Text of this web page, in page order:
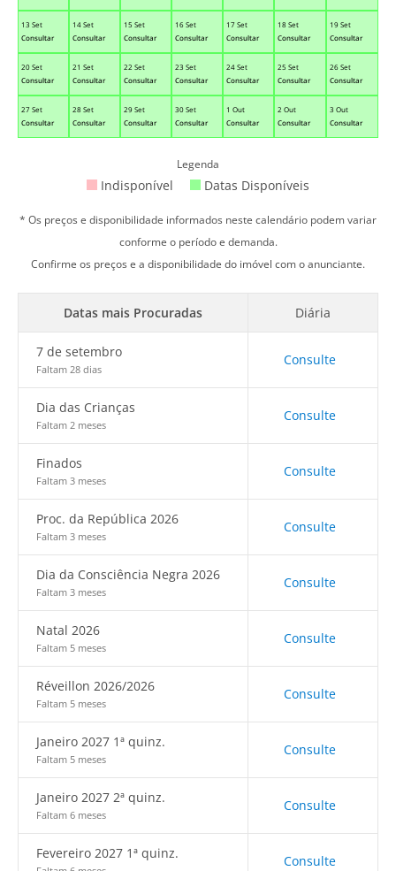
13 Set
Consultar
14 Set
Consultar
15 Set
Consultar
16 Set
Consultar
17 Set
Consultar
18 Set
Consultar
19 Set
Consultar
20 Set
Consultar
21 Set
Consultar
22 Set
Consultar
23 Set
Consultar
24 Set
Consultar
25 Set
Consultar
26 Set
Consultar
27 Set
Consultar
28 Set
Consultar
29 Set
Consultar
30 Set
Consultar
1 Out
Consultar
2 Out
Consultar
3 Out
Consultar
Legenda
Indisponível Datas Disponíveis
* Os preços e disponibilidade informados neste calendário podem variar
conforme o período e demanda.
Confirme os preços e a disponibilidade do imóvel com o anunciante.
Datas mais Procuradas Diária
7 de setembro
Faltam 28 dias
Consulte
Dia das Crianças
Faltam 2 meses
Consulte
Finados
Faltam 3 meses
Consulte
Proc. da República 2026
Faltam 3 meses
Consulte
Dia da Consciência Negra 2026
Faltam 3 meses
Consulte
Natal 2026
Faltam 5 meses
Consulte
Réveillon 2026/2026
Faltam 5 meses
Consulte
Janeiro 2027 1ª quinz.
Faltam 5 meses
Consulte
Janeiro 2027 2ª quinz.
Faltam 6 meses
Consulte
Fevereiro 2027 1ª quinz. Consulte